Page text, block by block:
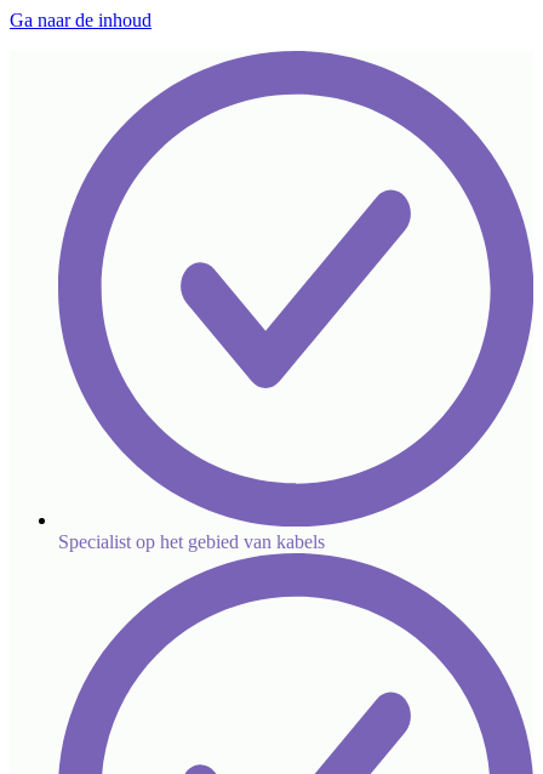
Ga naar de inhoud
Specialist op het gebied van kabels